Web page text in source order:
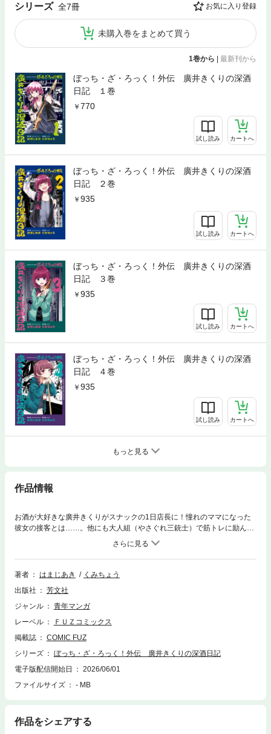
シリーズ 全7冊 お気に入り登録
未購入巻をまとめて買う
1巻から | 最新刊から
ぼっち・ざ・ろっく！外伝 廣井きくりの深酒
日記 １巻
770
試し読み カートへ
ぼっち・ざ・ろっく！外伝 廣井きくりの深酒
日記 ２巻
935
試し読み カートへ
ぼっち・ざ・ろっく！外伝 廣井きくりの深酒
日記 ３巻
935
試し読み カートへ
ぼっち・ざ・ろっく！外伝 廣井きくりの深酒
日記 ４巻
935
試し読み カートへ
もっと見る
作品情報
お酒が大好きな廣井きくりがスナックの1日店長に！憧れのママになった
彼女の接客とは……。他にも大人組（やさぐれ三銃士）で筋トレに励んだ
り、イライザのコスプレ撮影に協力したり、志麻脱退の危機（!?）に右往
左往したり、寝過ごして奇妙な駅に辿り着いたり、西新宿を散策したりー
ー。いろいろあった全国ツアー仙台編も収録。大人気漫画『ぼっち・ざ・
ろっく！』初の公式スピンオフ第7巻!!
著者 はまじあき
くみちょう
出版社
芳文社
ジャンル
青年マンガ
レーベル
ＦＵＺコミックス
掲載誌
COMIC FUZ
シリーズ
ぼっち・ざ・ろっく！外伝 廣井きくりの深酒日記
電子版配信開始日
2026/06/01
ファイルサイズ
- MB
作品をシェアする